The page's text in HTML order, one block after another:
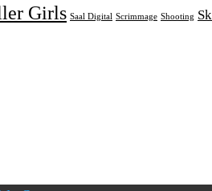
Girls Saal Digital Scrimmage Shooting